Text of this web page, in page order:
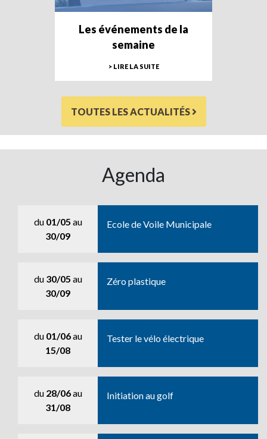
Les événements de la
semaine
> LIRE LA SUITE
TOUTES LES ACTUALITÉS
Agenda
du 01/05 au
30/09
Ecole de Voile Municipale
du 30/05 au
30/09
Zéro plastique
du 01/06au
15/08
Tester le vélo électrique
du 28/06au
31/08
Initiation au golf